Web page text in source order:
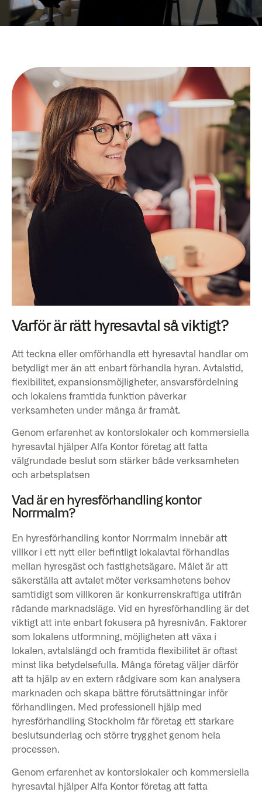
Varför är rätt hyresavtal så viktigt?
Att teckna eller omförhandla ett hyresavtal handlar om
betydligt mer än att enbart förhandla hyran. Avtalstid,
flexibilitet, expansionsmöjligheter, ansvarsfördelning
och lokalens framtida funktion påverkar
verksamheten under många år framåt.
Genom erfarenhet av kontorslokaler och kommersiella
hyresavtal hjälper Alfa Kontor företag att fatta
välgrundade beslut som stärker både verksamheten
och arbetsplatsen
Vad är en hyresförhandling kontor
Norrmalm?
En hyresförhandling kontor Norrmalm innebär att
villkor i ett nytt eller befintligt lokalavtal förhandlas
mellan hyresgäst och fastighetsägare. Målet är att
säkerställa att avtalet möter verksamhetens behov
samtidigt som villkoren är konkurrenskraftiga utifrån
rådande marknadsläge. Vid en hyresförhandling är det
viktigt att inte enbart fokusera på hyresnivån. Faktorer
som lokalens utformning, möjligheten att växa i
lokalen, avtalslängd och framtida flexibilitet är oftast
minst lika betydelsefulla. Många företag väljer därför
att ta hjälp av en extern rådgivare som kan analysera
marknaden och skapa bättre förutsättningar inför
förhandlingen. Med professionell hjälp med
hyresförhandling Stockholm får företag ett starkare
beslutsunderlag och större trygghet genom hela
processen.
Genom erfarenhet av kontorslokaler och kommersiella
hyresavtal hjälper Alfa Kontor företag att fatta